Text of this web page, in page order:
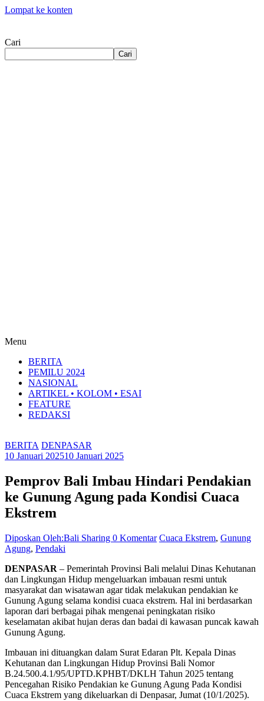
Lompat ke konten
Cari
Cari
Menu
BERITA
PEMILU 2024
NASIONAL
ARTIKEL • KOLOM • ESAI
FEATURE
REDAKSI
BERITA DENPASAR
10 Januari 202510 Januari 2025
Pemprov Bali Imbau Hindari Pendakian
ke Gunung Agung pada Kondisi Cuaca
Ekstrem
Diposkan Oleh:Bali Sharing 0 Komentar Cuaca Ekstrem, Gunung
Agung, Pendaki
DENPASAR – Pemerintah Provinsi Bali melalui Dinas Kehutanan
dan Lingkungan Hidup mengeluarkan imbauan resmi untuk
masyarakat dan wisatawan agar tidak melakukan pendakian ke
Gunung Agung selama kondisi cuaca ekstrem. Hal ini berdasarkan
laporan dari berbagai pihak mengenai peningkatan risiko
keselamatan akibat hujan deras dan badai di kawasan puncak kawah
Gunung Agung.
Imbauan ini dituangkan dalam Surat Edaran Plt. Kepala Dinas
Kehutanan dan Lingkungan Hidup Provinsi Bali Nomor
B.24.500.4.1/95/UPTD.KPHBT/DKLH Tahun 2025 tentang
Pencegahan Risiko Pendakian ke Gunung Agung Pada Kondisi
Cuaca Ekstrem yang dikeluarkan di Denpasar, Jumat (10/1/2025).